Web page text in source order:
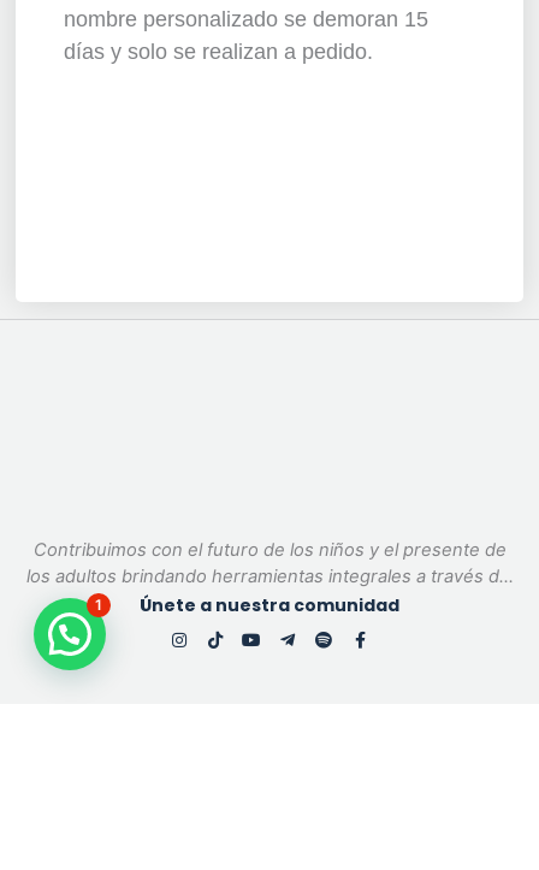
nombre personalizado se demoran 15
días y solo se realizan a pedido.
Contribuimos con el futuro de los niños y el presente de
los adultos brindando herramientas integrales a través del
ajedrez.
Únete a nuestra comunidad
1